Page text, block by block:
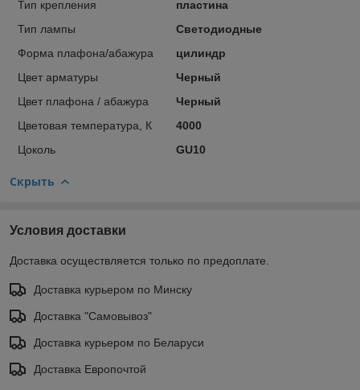
Тип крепления
пластина
Тип лампы
Светодиодные
Форма плафона/абажура
цилиндр
Цвет арматуры
Черный
Цвет плафона / абажура
Черный
Цветовая температура, К
4000
Цоколь
GU10
Скрыть
Условия доставки
Доставка осуществляется только по предоплате.
Доставка курьером по Минску
Доставка "Самовывоз"
Доставка курьером по Беларуси
Доставка Европочтой